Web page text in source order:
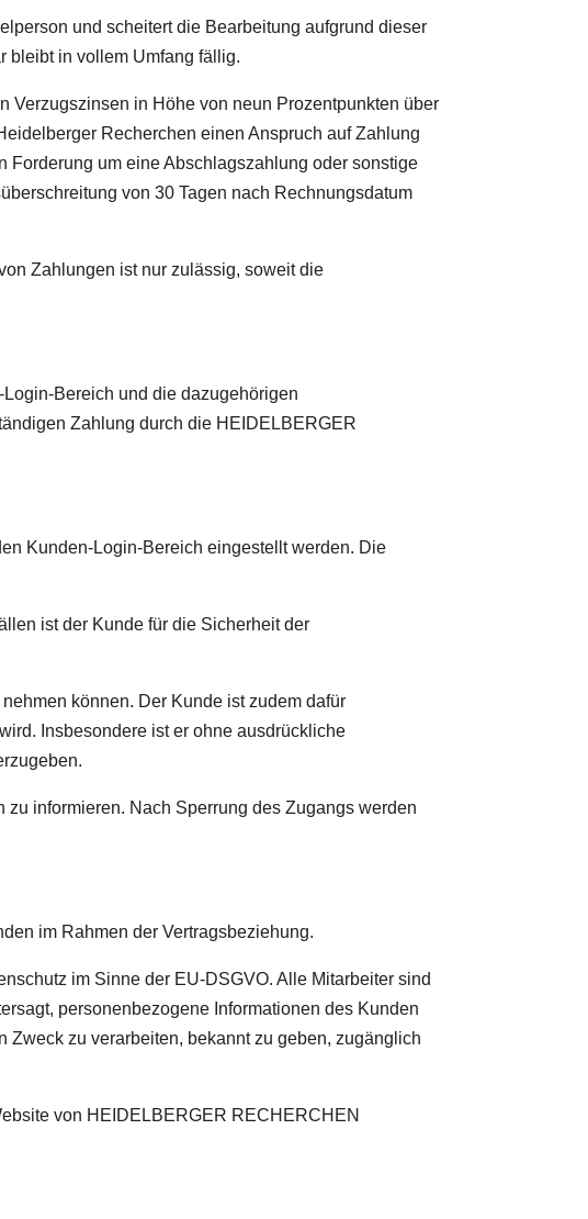
und scheitert die Bearbeitung aufgrund dieser
bleibt in vollem Umfang fällig.
Verzugszinsen in Höhe von neun Prozentpunkten über
Recherchen einen Anspruch auf Zahlung
um eine Abschlagszahlung oder sonstige
von 30 Tagen nach Rechnungsdatum
Zahlungen ist nur zulässig, soweit die
Bereich und die dazugehörigen
Zahlung durch die HEIDELBERGER
Kunden-Login-Bereich eingestellt werden. Die
ist der Kunde für die Sicherheit der
können. Der Kunde ist zudem dafür
Insbesondere ist er ohne ausdrückliche
informieren. Nach Sperrung des Zugangs werden
im Rahmen der Vertragsbeziehung.
im Sinne der EU-DSGVO. Alle Mitarbeiter sind
personenbezogene Informationen des Kunden
zu verarbeiten, bekannt zu geben, zugänglich
von HEIDELBERGER RECHERCHEN